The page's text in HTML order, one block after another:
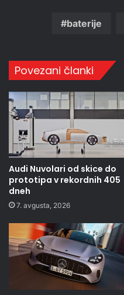
baterije
Povezani članki
Audi Nuvolari od skice do
prototipa v rekordnih 405
dneh
7. avgusta, 2026